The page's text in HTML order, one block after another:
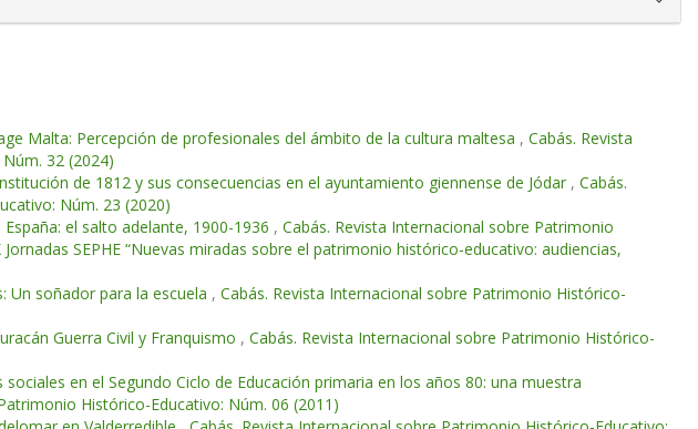
Malta: Percepción de profesionales del ámbito de la cultura maltesa , Cabás. Revista
32 (2024)
de 1812 y sus consecuencias en el ayuntamiento giennense de Jódar , Cabás.
Núm. 23 (2020)
el salto adelante, 1900-1936 , Cabás. Revista Internacional sobre Patrimonio
SEPHE “Nuevas miradas sobre el patrimonio histórico-educativo: audiencias,
Un soñador para la escuela , Cabás. Revista Internacional sobre Patrimonio Histórico-
Guerra Civil y Franquismo , Cabás. Revista Internacional sobre Patrimonio Histórico-
en el Segundo Ciclo de Educación primaria en los años 80: una muestra
Histórico-Educativo: Núm. 06 (2011)